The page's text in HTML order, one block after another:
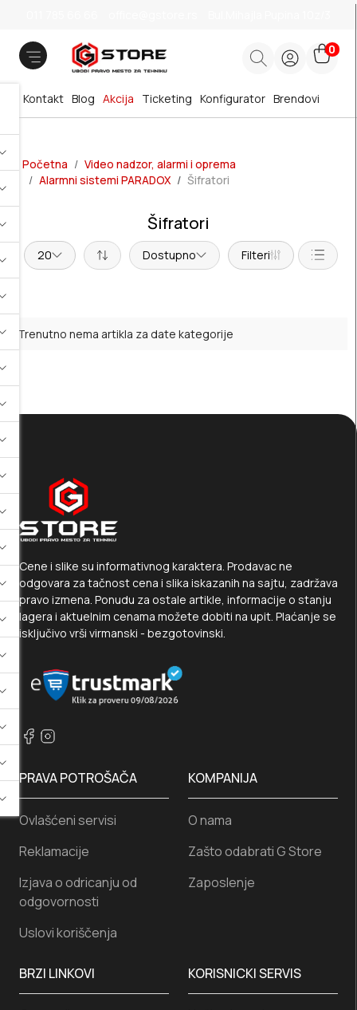
0
Brendovi
Blog Akcija
Kontakt Ticketing Konfigurator
Početna
Video nadzor, alarmi i oprema
Alarmni sistemi PARADOX
Šifratori
Šifratori
20 Dostupno Filteri
Trenutno nema artikla za date kategorije
Cene i slike su informativnog karaktera. Prodavac ne
odgovara za tačnost cena i slika iskazanih na sajtu, zadržava
pravo izmena. Ponudu za ostale artikle, informacije o stanju
lagera i aktuelnim cenama možete dobiti na upit. Plaćanje se
isključivo vrši virmanski - bezgotovinski.
KORISNICKI SERVIS
PRAVA POTROŠAČA
Ovlašćeni servisi
Reklamacije
Izjava o odricanju od
odgovornosti
Uslovi koriščenja
KOMPANIJA
O nama
Zašto odabrati G Store
Zaposlenje
BRZI LINKOVI